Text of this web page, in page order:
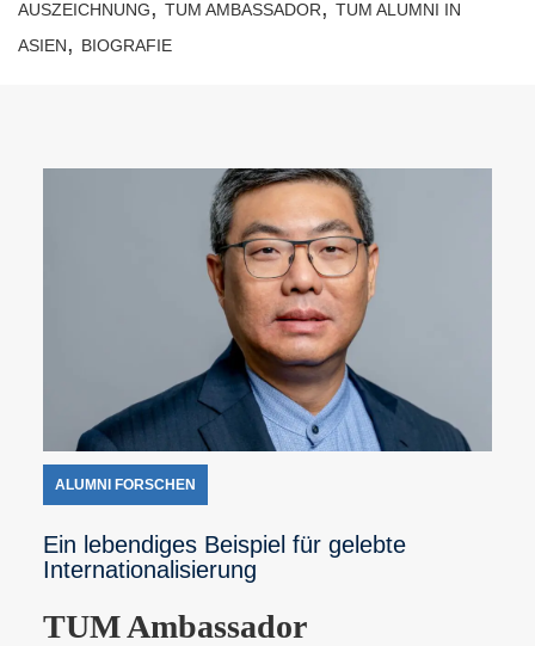
AUSZEICHNUNG, TUM AMBASSADOR, TUM ALUMNI IN
ASIEN, BIOGRAFIE
ALUMNI FORSCHEN
Ein lebendiges Beispiel für gelebte
Internationalisierung
TUM Ambassador